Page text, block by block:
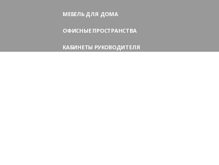
МЕБЕЛЬ ДЛЯ ДОМА
ОФИСНЫЕ ПРОСТРАНСТВА
КАБИНЕТЫ РУКОВОДИТЕЛЯ